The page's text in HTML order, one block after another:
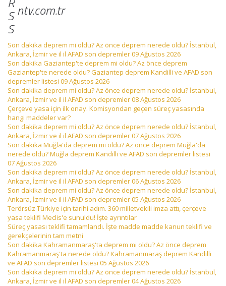
ntv.com.tr
Son dakika deprem mi oldu? Az önce deprem nerede oldu? İstanbul,
Ankara, İzmir ve il il AFAD son depremler 09 Ağustos 2026
Son dakika Gaziantep'te deprem mi oldu? Az önce deprem
Gaziantep'te nerede oldu? Gaziantep deprem Kandilli ve AFAD son
depremler listesi 09 Ağustos 2026
Son dakika deprem mi oldu? Az önce deprem nerede oldu? İstanbul,
Ankara, İzmir ve il il AFAD son depremler 08 Ağustos 2026
Çerçeve yasa için ilk onay. Komisyondan geçen süreç yasasında
hangi maddeler var?
Son dakika deprem mi oldu? Az önce deprem nerede oldu? İstanbul,
Ankara, İzmir ve il il AFAD son depremler 07 Ağustos 2026
Son dakika Muğla'da deprem mi oldu? Az önce deprem Muğla'da
nerede oldu? Muğla deprem Kandilli ve AFAD son depremler listesi
07 Ağustos 2026
Son dakika deprem mi oldu? Az önce deprem nerede oldu? İstanbul,
Ankara, İzmir ve il il AFAD son depremler 06 Ağustos 2026
Son dakika deprem mi oldu? Az önce deprem nerede oldu? İstanbul,
Ankara, İzmir ve il il AFAD son depremler 05 Ağustos 2026
Terörsüz Türkiye için tarihi adım. 360 milletvekili imza attı, çerçeve
yasa teklifi Meclis'e sunuldu! İşte ayrıntılar
Süreç yasası teklifi tamamlandı. İşte madde madde kanun teklifi ve
gerekçelerinin tam metni
Son dakika Kahramanmaraş'ta deprem mi oldu? Az önce deprem
Kahramanmaraş'ta nerede oldu? Kahramanmaraş deprem Kandilli
ve AFAD son depremler listesi 05 Ağustos 2026
Son dakika deprem mi oldu? Az önce deprem nerede oldu? İstanbul,
Ankara, İzmir ve il il AFAD son depremler 04 Ağustos 2026